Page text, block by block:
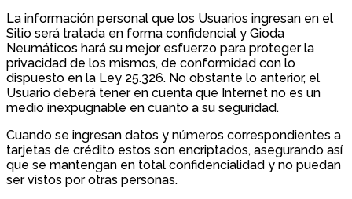
La información personal que los Usuarios ingresan en el
Sitio será tratada en forma confidencial y Gioda
Neumáticos hará su mejor esfuerzo para proteger la
privacidad de los mismos, de conformidad con lo
dispuesto en la Ley 25.326. No obstante lo anterior, el
Usuario deberá tener en cuenta que Internet no es un
medio inexpugnable en cuanto a su seguridad.
Cuando se ingresan datos y números correspondientes a
tarjetas de crédito estos son encriptados, asegurando así
que se mantengan en total confidencialidad y no puedan
ser vistos por otras personas.